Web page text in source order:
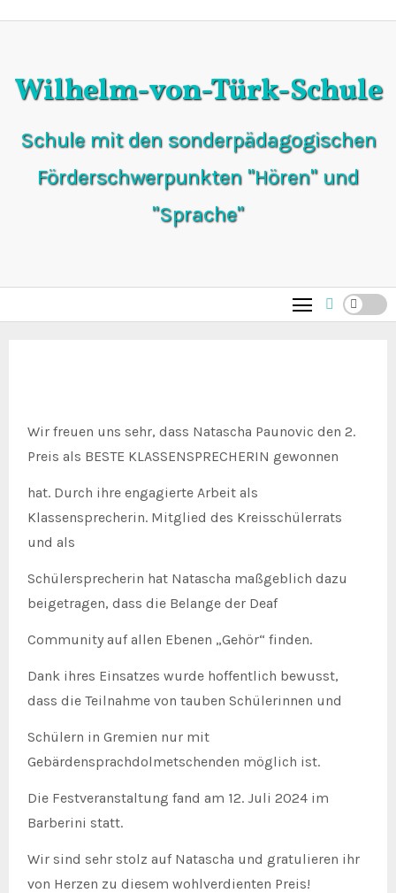
Wilhelm-von-Türk-Schule
Schule mit den sonderpädagogischen
Förderschwerpunkten "Hören" und
"Sprache"
Wir freuen uns sehr, dass Natascha Paunovic den 2.
Preis als BESTE KLASSENSPRECHERIN gewonnen
hat. Durch ihre engagierte Arbeit als
Klassensprecherin. Mitglied des Kreisschülerrats
und als
Schülersprecherin hat Natascha maßgeblich dazu
beigetragen, dass die Belange der Deaf
Community auf allen Ebenen „Gehör“ finden.
Dank ihres Einsatzes wurde hoffentlich bewusst,
dass die Teilnahme von tauben Schülerinnen und
Schülern in Gremien nur mit
Gebärdensprachdolmetschenden möglich ist.
Die Festveranstaltung fand am 12. Juli 2024 im
Barberini statt.
Wir sind sehr stolz auf Natascha und gratulieren ihr
von Herzen zu diesem wohlverdienten Preis!